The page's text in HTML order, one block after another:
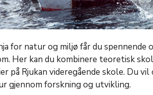
for natur og miljø får du spennende
Her kan du kombinere teoretisk
på Rjukan videregående skole. Du
gjennom forskning og utvikling.